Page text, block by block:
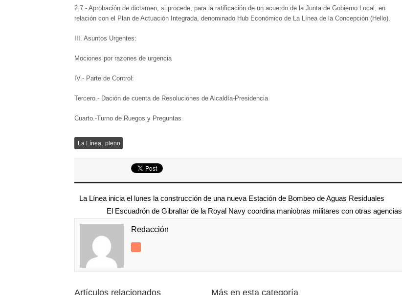
2.7.- Aprobación de dictamen, si procede, para la ratificación de un acuerdo de la Junta de Gobierno Local, en
relación con el Plan de Actuación Integrada, denominado Hub Económico de La Línea de la Concepción (Hello).
III. Asuntos Urgentes:
Mociones por razones de urgencia
IV.- Parte de Control:
Tercero.- Dación de cuenta de Resoluciones de Alcaldía-Presidencia
Cuarto.-Turno de Ruegos y Preguntas
La Línea, pleno
La Línea inicia el lunes la construcción de una nueva Estación de Bombeo de Aguas Residuales
El Escuadrón de Gibraltar de la Royal Navy coordina maniobras militares con otras agencias
Redacción
Artículos relacionados Más en esta categoría